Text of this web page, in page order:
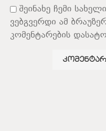
შეინახე ჩემი
ვებგვერდი ამ
კომენტარების